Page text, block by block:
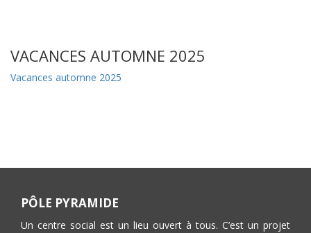
VACANCES AUTOMNE 2025
Vacances automne 2025
PÔLE PYRAMIDE
Un centre social est un lieu ouvert à tous. C’est un projet